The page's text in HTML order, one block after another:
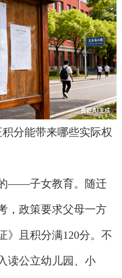
分能带来哪些实际权
——子女教育。随迁
，政策要求父母一方
》且积分满120分。不
读公立幼儿园、小